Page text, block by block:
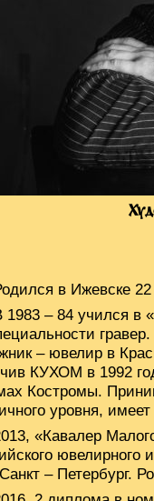
в Ижевске
1983 – 84 учился в
– ювелир в
КУХОМ в 1992
Костромы.
уровня,
«Кавалер
– Петербург.